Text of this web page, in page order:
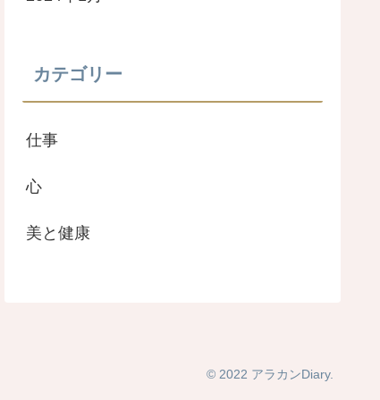
カテゴリー
仕事
心
美と健康
© 2022 アラカンDiary.